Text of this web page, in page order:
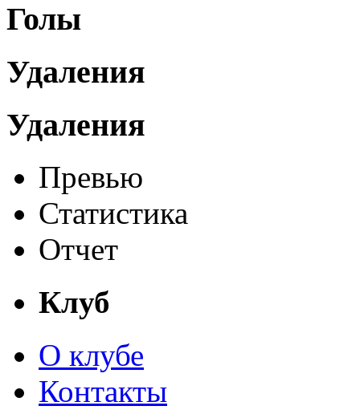
Голы
Удаления
Удаления
Превью
Статистика
Отчет
Клуб
О клубе
Контакты